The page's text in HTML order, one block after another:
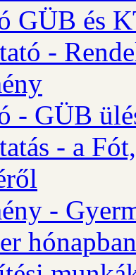
GÜB és
-
- GÜB
- a
-
hónapban